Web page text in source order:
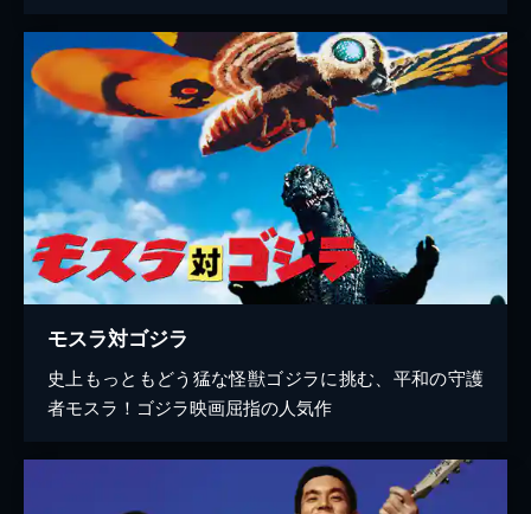
モスラ対ゴジラ
史上もっともどう猛な怪獣ゴジラに挑む、平和の守護
者モスラ！ゴジラ映画屈指の人気作